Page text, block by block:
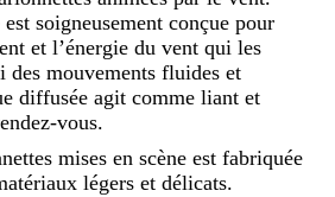
soigneusement conçue pour
et l’énergie du vent qui les
des mouvements fluides et
diffusée agit comme liant et
vous.
mises en scène est fabriquée
légers et délicats.